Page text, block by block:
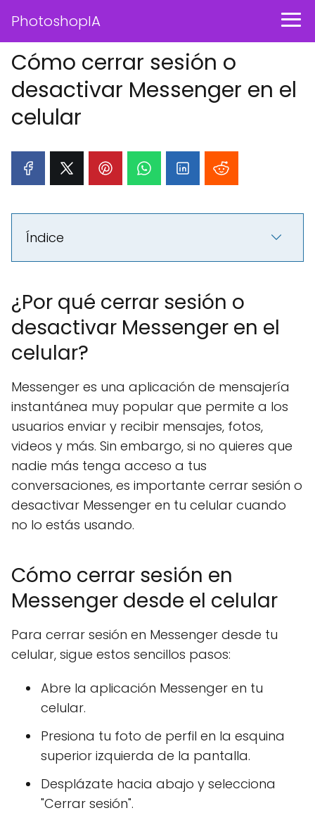
PhotoshopIA
Cómo cerrar sesión o
desactivar Messenger en el
celular
Índice
¿Por qué cerrar sesión o
desactivar Messenger en el
celular?
Messenger es una aplicación de mensajería
instantánea muy popular que permite a los
usuarios enviar y recibir mensajes, fotos,
videos y más. Sin embargo, si no quieres que
nadie más tenga acceso a tus
conversaciones, es importante cerrar sesión o
desactivar Messenger en tu celular cuando
no lo estás usando.
Cómo cerrar sesión en
Messenger desde el celular
Para cerrar sesión en Messenger desde tu
celular, sigue estos sencillos pasos:
Abre la aplicación Messenger en tu
celular.
Presiona tu foto de perfil en la esquina
superior izquierda de la pantalla.
Desplázate hacia abajo y selecciona
"Cerrar sesión".